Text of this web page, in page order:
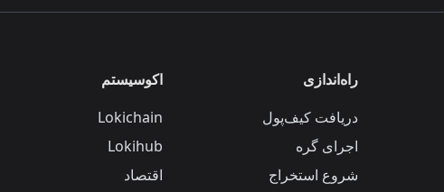
راه‌اندازی
دریافت کیف‌پول
اجرای گره
شروع استخراج
اکوسیستم
Lokichain
Lokihub
اقتصاد